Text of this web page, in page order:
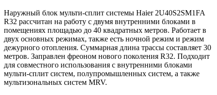
Наружный блок мульти-сплит системы Haier 2U40S2SM1FA
R32 рассчитан на работу с двумя внутренними блоками в
помещениях площадью до 40 квадратных метров. Работает в
двух основных режимах, также есть ночной режим и режим
дежурного отопления. Суммарная длина трассы составляет 30
метров. Заправлен фреоном нового поколения R32. Подходит
для совместного использования с внутренними блоками
мульти-сплит систем, полупромышленных систем, а также
мультизональных систем MRV.